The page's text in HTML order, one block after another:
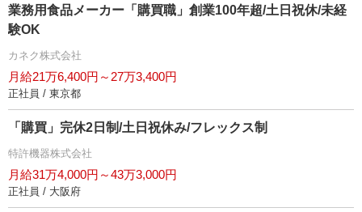
業務用食品メーカー「購買職」創業100年超/土日祝休/未経
験OK
カネク株式会社
月給21万6,400円～27万3,400円
正社員 / 東京都
「購買」完休2日制/土日祝休み/フレックス制
特許機器株式会社
月給31万4,000円～43万3,000円
正社員 / 大阪府